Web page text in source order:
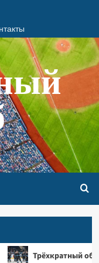
обладатель